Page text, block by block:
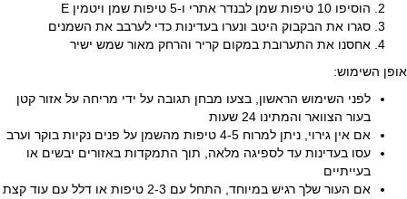
הוסיפו 10 טיפות שמן לבנדר אתרי ו-5 טיפות שמן ויטמין E
סגרו את הבקבוק היטב ונערו בעדינות כדי לערבב את השמנים
אחסנו את התערובת במקום קריר והרחק מאור שמש ישיר
אופן השימוש:
לפני השימוש הראשון, בצעו מבחן תגובה על ידי מריחה על אזור קטן
בעור הצוואר והמתינו 24 שעות
אם אין גירוי, ניתן למרוח 4-5 טיפות מהשמן על פנים נקיות בוקר וערב
עסו בעדינות עד לספיגה מלאה, תוך התמקדות באזורים יבשים או
בעייתיים
אם העור שלך רגיש במיוחד, התחל עם 2-3 טיפות או דלל עם עוד קצת